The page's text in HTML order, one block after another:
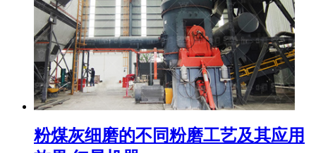
粉煤灰细磨的不同粉磨工艺及其应用